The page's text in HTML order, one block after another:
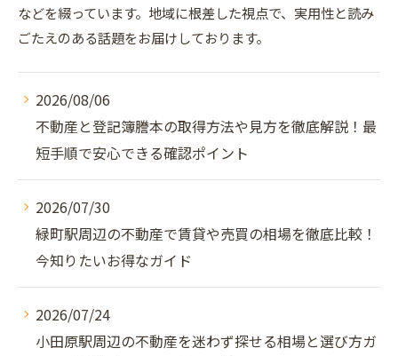
などを綴っています。地域に根差した視点で、実用性と読み
ごたえのある話題をお届けしております。
2026/08/06
不動産と登記簿謄本の取得方法や見方を徹底解説！最
短手順で安心できる確認ポイント
2026/07/30
緑町駅周辺の不動産で賃貸や売買の相場を徹底比較！
今知りたいお得なガイド
2026/07/24
小田原駅周辺の不動産を迷わず探せる相場と選び方ガ